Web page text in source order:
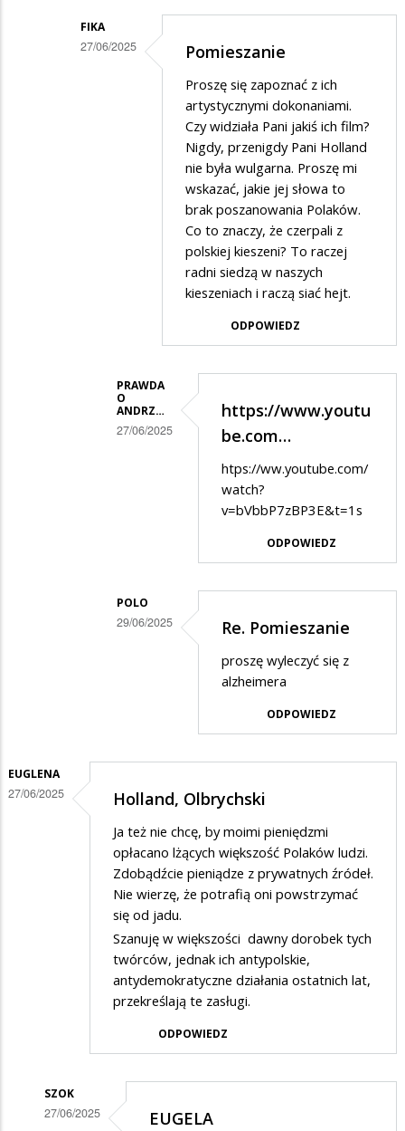
zmian
FIKA
27/06/2025 Pomieszanie
Proszę się zapoznać z ich
artystycznymi dokonaniami.
Czy widziała Pani jakiś ich film?
Nigdy, przenigdy Pani Holland
nie była wulgarna. Proszę mi
wskazać, jakie jej słowa to
brak poszanowania Polaków.
Co to znaczy, że czerpali z
polskiej kieszeni? To raczej
radni siedzą w naszych
kieszeniach i raczą siać hejt.
ODPOWIEDZ
PRAWDA
O
ANDRZ…
27/06/2025
odpowiedzi
Pomieszanie
https://www.youtu
be.com…
htps://ww.youtube.com/
watch?
v=bVbbP7zBP3E&t=1s
ODPOWIEDZ
POLO
29/06/2025
Pomieszanie
Re. Pomieszanie
proszę wyleczyć się z
alzheimera
ODPOWIEDZ
EUGLENA
27/06/2025 Holland, Olbrychski
Ja też nie chcę, by moimi pieniędzmi
opłacano lżących większość Polaków ludzi.
Zdobądźcie pieniądze z prywatnych źródeł.
Nie wierzę, że potrafią oni powstrzymać
się od jadu.
Szanuję w większości dawny dorobek tych
twórców, jednak ich antypolskie,
antydemokratyczne działania ostatnich lat,
przekreślają te zasługi.
ODPOWIEDZ
SZOK
27/06/2025 EUGELA